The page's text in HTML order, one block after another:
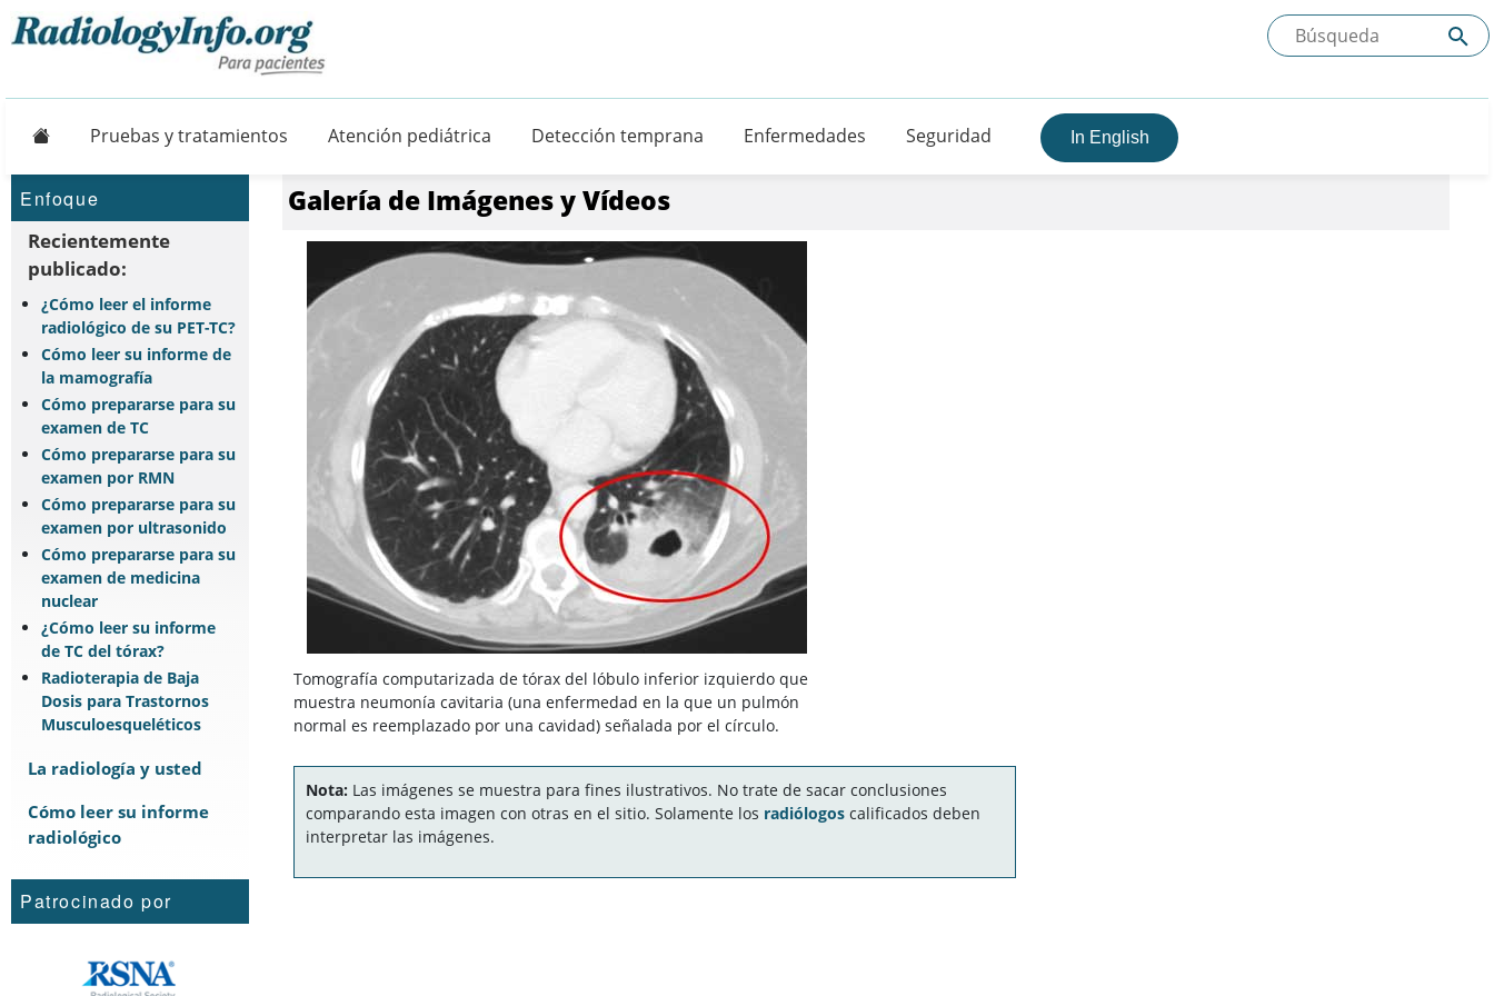
Pruebas y tratamientos Atención pediátrica Detección temprana Enfermedades Seguridad In English
Enfoque
Recientemente
publicado:
¿Cómo leer el informe
radiológico de su PET-TC?
Cómo leer su informe de
la mamografía
Cómo prepararse para su
examen de TC
Cómo prepararse para su
examen por RMN
Cómo prepararse para su
examen por ultrasonido
Cómo prepararse para su
examen de medicina
nuclear
¿Cómo leer su informe
de TC del tórax?
Radioterapia de Baja
Dosis para Trastornos
Musculoesqueléticos
La radiología y usted
Cómo leer su informe
radiológico
Patrocinado por
Galería de Imágenes y Vídeos
Tomografía computarizada de tórax del lóbulo inferior izquierdo que
muestra neumonía cavitaria (una enfermedad en la que un pulmón
normal es reemplazado por una cavidad) señalada por el círculo.
Nota: Las imágenes se muestra para fines ilustrativos. No trate de sacar conclusiones
comparando esta imagen con otras en el sitio. Solamente los radiólogos calificados deben
interpretar las imágenes.